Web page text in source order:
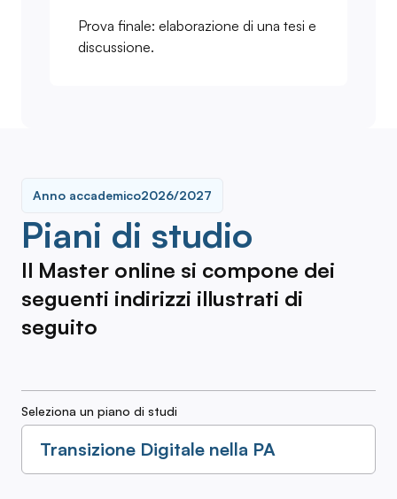
Prova finale: elaborazione di una tesi e
discussione.
Piani di studio
Anno accademico2026/2027
Il Master online si compone dei
seguenti indirizzi illustrati di
seguito
Seleziona un piano di studi
Transizione Digitale nella PA